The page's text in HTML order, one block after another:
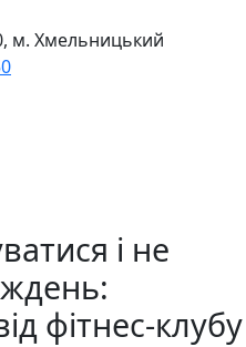
м. Хмельницький
і не
фітнес-клубу